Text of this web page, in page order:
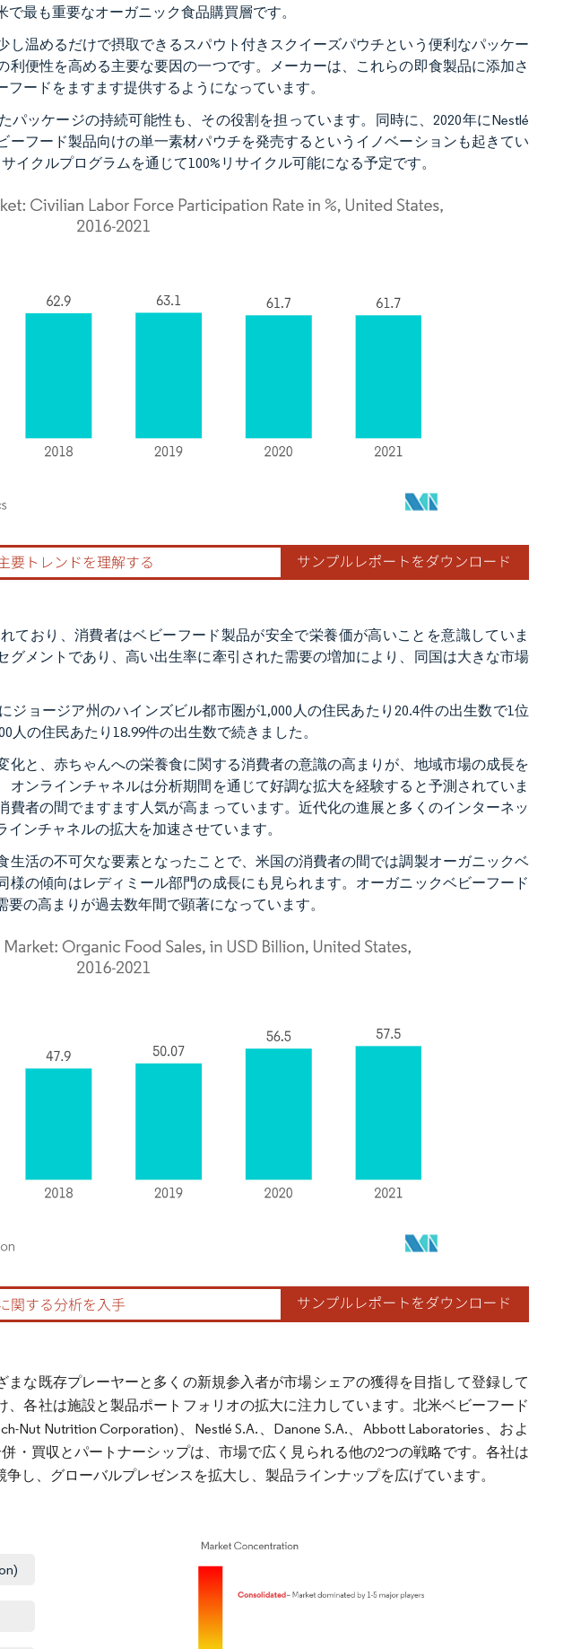
最も重要なオーガニック食品購買層です。
し温めるだけで摂取できるスパウト付きスクイーズパウチという便利なパッケー
利便性を高める主要な要因の一つです。メーカーは、これらの即食製品に添加さ
ードをますます提供するようになっています。
ッケージの持続可能性も、その役割を担っています。同時に、2020年にNestlé
ーフード製品向けの単一素材パウチを発売するというイノベーションも起きてい
イクルプログラムを通じて100%リサイクル可能になる予定です。
です。
ており、消費者はベビーフード製品が安全で栄養価が高いことを意識していま
グメントであり、高い出生率に牽引された需要の増加により、同国は大きな市場
ジョージア州のハインズビル都市圏が1,000人の住民あたり20.4件の出生数で1位
の住民あたり18.99件の出生数で続きました。
化と、赤ちゃんへの栄養食に関する消費者の意識の高まりが、地域市場の成長を
オンラインチャネルは分析期間を通じて好調な拡大を経験すると予測されていま
者の間でますます人気が高まっています。近代化の進展と多くのインターネッ
ンチャネルの拡大を加速させています。
生活の不可欠な要素となったことで、米国の消費者の間では調製オーガニックベ
様の傾向はレディミール部門の成長にも見られます。オーガニックベビーフード
の高まりが過去数年間で顕著になっています。
です。
な既存プレーヤーと多くの新規参入者が市場シェアの獲得を目指して登録して
各社は施設と製品ポートフォリオの拡大に注力しています。北米ベビーフード
Nut Nutrition Corporation)、Nestlé S.A.、Danone S.A.、Abbott Laboratories、およ
・買収とパートナーシップは、市場で広く見られる他の2つの戦略です。各社は
し、グローバルプレゼンスを拡大し、製品ラインナップを広げています。